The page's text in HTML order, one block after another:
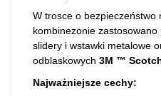
W trosce o bezpieczeństwo
kombinezonie zastosowano
slidery i wstawki metalowe
odblaskowych 3M ™
Najważniejsze cechy: